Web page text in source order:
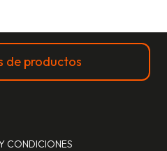
de productos
CONDICIONES